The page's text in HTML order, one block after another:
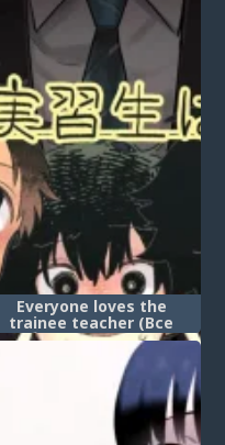
Everyone loves the
trainee teacher (Все
любят начинающего
учителя)